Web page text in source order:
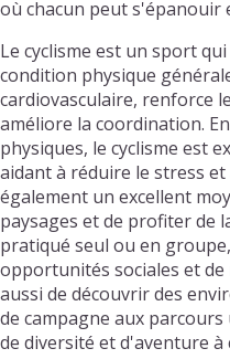
où chacun peut s'épanouir
Le cyclisme est un sport
condition physique
cardiovasculaire, renforce
améliore la coordination.
physiques, le cyclisme est
aidant à réduire le stress
également un excellent
paysages et de profiter de
pratiqué seul ou en
opportunités sociales et
aussi de découvrir des
de campagne aux
de diversité et d'aventure à